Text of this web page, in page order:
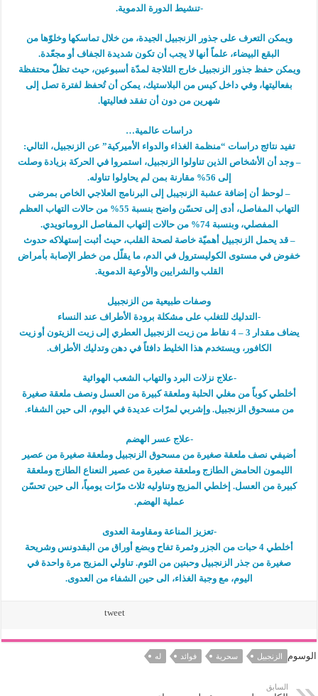
-تنشيط الدورة الدموية.
ويمكن التعرف على جذور الزنجبيل الجيدة، من خلال تماسكها وخلوّها من
البقع البيضاء، علماً أنها لا يجب أن تكون شديدة الجفاف أو مجعّدة.
ويمكن حفظ جذور الزنجبيل خارج الثلاجة لمدّة أسبوعين، حيث تظلّ محتفظة
بفعاليتها، وفي داخل كيس من البلاستيك، يمكن أن تُحفظ لفترة تصل إلى
شهرين من دون أن تفقد فعاليتها.
دراسات عالمية…
تفيد نتائج دراسات “منظمة الغذاء والدواء الأميركية” عن الزنجبيل، التالي:
– وجد أن الأشخاص الذين تناولوا الزنجبيل، استمروا في الحركة بزيادة وصلت
إلى 56% مقارنة بمن لم يحاولوا تناوله.
– لوحظ أن إضافة عشبة الزنجيبل إلى البرنامج العلاجي الخاص بمرضى
التهاب المفاصل، أدى إلى تحسّن واضح بنسبة 55% من حالات التهاب العظم
المفصلي، وبنسبة 74% من حالات إلتهاب المفاصل الروماتويدي.
– قد يحمل الزنجبيل أهميّة خاصة لصحة القلب، حيث أثبت إستهلاكه حدوث
خفوض في مستوى الكوليسترول في الدم، ما يقلّل من خطر الإصابة بأمراض
القلب والشرايين والأوعية الدموية.
وصفات طبيعية من الزنجبيل
-التدليك للتغلب على مشكلة برودة الأطراف عند النساء
يضاف مقدار 3 – 4 نقاط من زيت الزنجبيل العطري إلى زيت الزيتون أو زيت
الكافور، ويستخدم هذا الخليط دافئاً في دهن وتدليك الأطراف.
-علاج نزلات البرد والتهاب الشعب الهوائية
أخلطي كوباً من مغلي الحلبة وملعقة كبيرة من العسل ونصف ملعقة صغيرة
من مسحوق الزنجبيل. وإشربي لمرّات عديدة في اليوم، الى حين الشفاء.
-علاج عسر الهضم
أضيفي نصف ملعقة صغيرة من مسحوق الزنجبيل وملعقة صغيرة من عصير
الليمون الحامض الطازج وملعقة صغيرة من عصير النعناع الطازج وملعقة
كبيرة من العسل. إخلطي المزيج وتناوليه ثلاث مرّات يومياً، الى حين تحسّن
عملية الهضم.
-تعزيز المناعة ومقاومة العدوى
أخلطي 4 حبات من الجزر وثمرة تفاح وبضع أوراق من البقدونس وشريحة
صغيرة من جذر الزنجبيل وحبتين من الثوم. تناولي المزيج مرة واحدة في
اليوم، مع وجبة الغذاء، الى حين الشفاء من العدوى.
tweet
الوسوم الزنجبيل سحرية فوائد له
السابق